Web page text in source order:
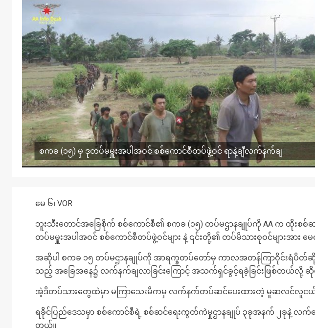
စကခ (၁၅) မှ ဒုတပ်မမှူးအပါအဝင် စစ်ကောင်စီတပ်ဖွဲ့ဝင် ရာနဲ့ချီလက်နက်ချ
မေ ၆၊ VOR
ဘူးသီးတောင်အခြေစိုက် စစ်ကောင်စီ၏ စကခ (၁၅) တပ်မဌာနချုပ်ကို AA က ထိုး
တပ်မမှူးအပါအဝင် စစ်ကောင်စီတပ်ဖွဲ့ဝင်များ နဲ့ ၎င်းတို့၏ တပ်မိသားစုဝင်များအ
အဆိုပါ စကခ ၁၅ တပ်မဌာနချုပ်ကို အာရက္ခတပ်တော်မှ ကာလအတန်ကြာဝိုင်းရံပိ
သည့် အခြေအနေ၌ လက်နက်ချလာခြင်းကြောင့် အသက်ရှင်ခွင့်ရခဲ့ခြင်းဖြစ်တယ်လို့
အဲ့ဒိတပ်သားတွေထဲမှာ မကြာသေးမီကမှ လက်နက်တပ်ဆင်ပေးထားတဲ့ မူဆလင်လူင
ရခိုင်ပြည်ဒေသမှာ စစ်ကောင်စီရဲ့ စစ်ဆင်ရေးကွတ်ကဲမှုဌာနချုပ် ၃ခုအနက် ၂ခုနဲ့
တယ်။